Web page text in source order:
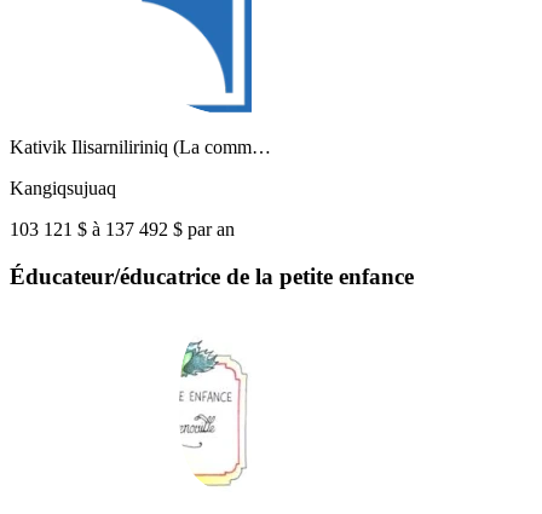
Kativik Ilisarniliriniq (La comm…
Kangiqsujuaq
103 121 $ à 137 492 $ par an
Éducateur/éducatrice de la petite enfance